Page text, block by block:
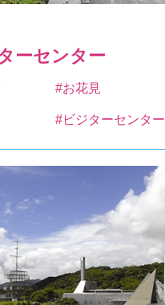
ーセンター
#お花見
#ビジターセンター